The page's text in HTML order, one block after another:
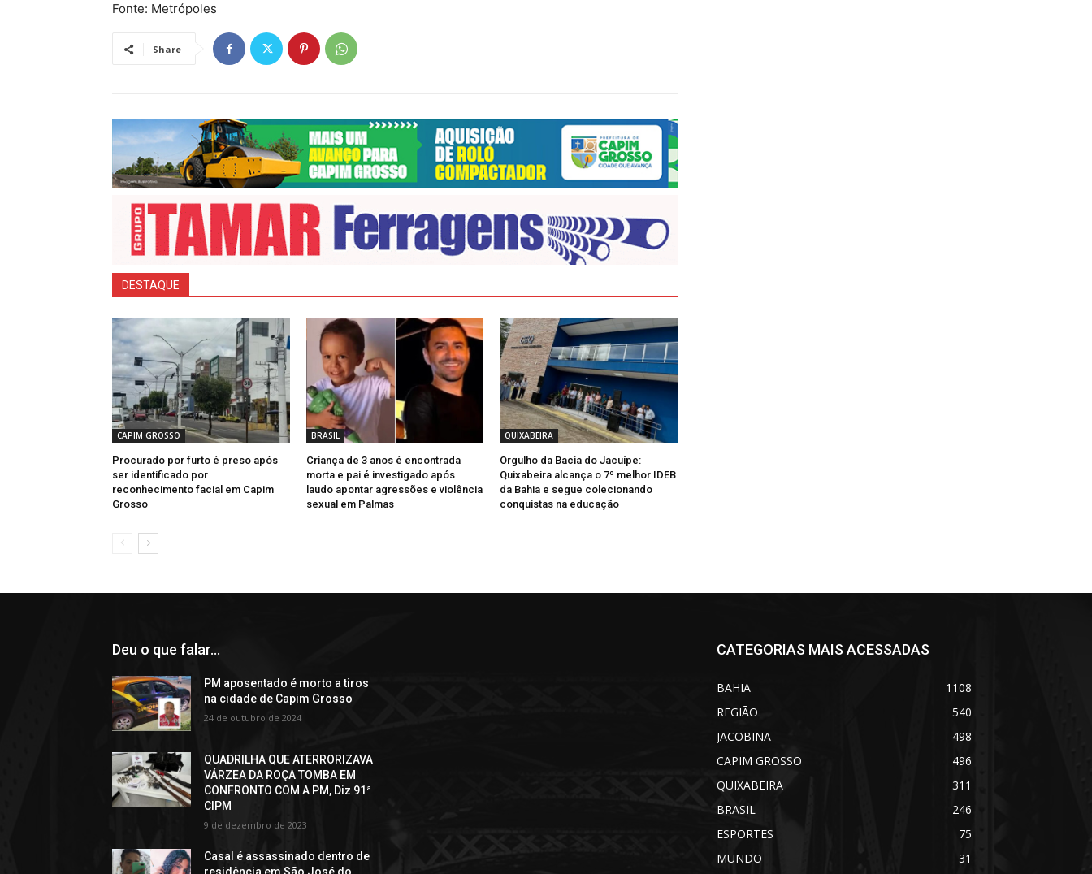
Fonte: Metrópoles
Share
DESTAQUE
CAPIM GROSSO
Procurado por furto é preso após
ser identificado por
reconhecimento facial em Capim
Grosso
BRASIL
Criança de 3 anos é encontrada
morta e pai é investigado após
laudo apontar agressões e violência
sexual em Palmas
QUIXABEIRA
Orgulho da Bacia do Jacuípe:
Quixabeira alcança o 7º melhor IDEB
da Bahia e segue colecionando
conquistas na educação
Deu o que falar...
PM aposentado é morto a tiros
na cidade de Capim Grosso
24 de outubro de 2024
QUADRILHA QUE ATERRORIZAVA
VÁRZEA DA ROÇA TOMBA EM
CONFRONTO COM A PM, Diz 91ª
CIPM
9 de dezembro de 2023
Casal é assassinado dentro de
CATEGORIAS MAIS ACESSADAS
BAHIA
1108
REGIÃO
540
JACOBINA
498
CAPIM GROSSO
496
QUIXABEIRA
311
BRASIL
246
ESPORTES
75
MUNDO
31